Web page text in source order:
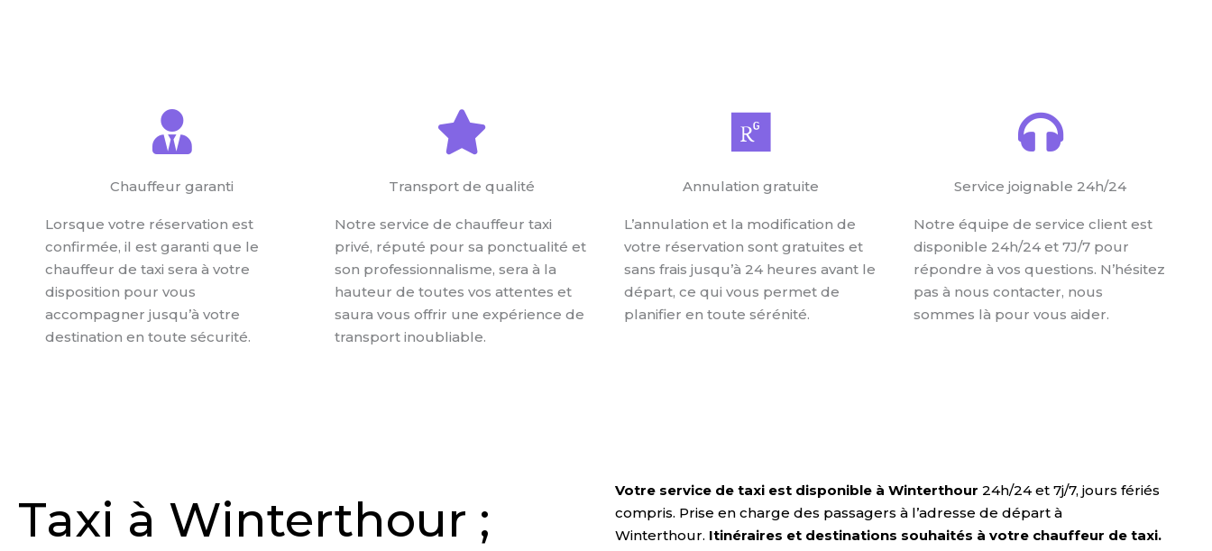
Chauffeur garanti
Lorsque votre réservation est
confirmée, il est garanti que le
chauffeur de taxi sera à votre
disposition pour vous
accompagner jusqu’à votre
destination en toute sécurité.
Transport de qualité
Notre service de chauffeur taxi
privé, réputé pour sa ponctualité et
son professionnalisme, sera à la
hauteur de toutes vos attentes et
saura vous offrir une expérience de
transport inoubliable.
Annulation gratuite
L’annulation et la modification de
votre réservation sont gratuites et
sans frais jusqu’à 24 heures avant le
départ, ce qui vous permet de
planifier en toute sérénité.
Service joignable 24h/24
Notre équipe de service client est
disponible 24h/24 et 7J/7 pour
répondre à vos questions. N’hésitez
pas à nous contacter, nous
sommes là pour vous aider.
Taxi à Winterthour ;
Votre service de taxi est disponible à Winterthour 24h/24 et 7j/7, jours fériés
compris. Prise en charge des passagers à l’adresse de départ à
Winterthour. Itinéraires et destinations souhaités à votre chauffeur de taxi.